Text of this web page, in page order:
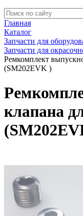
Главная
Каталог
Запчасти для
Запчасти для
Ремкомплект
(SM202EVK )
клапана